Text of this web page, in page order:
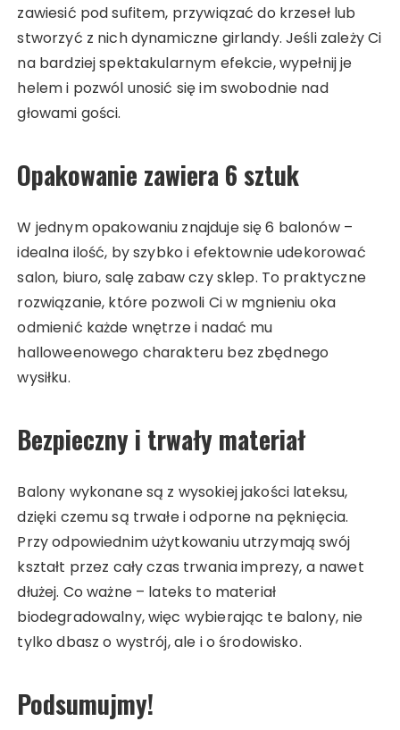
zawiesić pod sufitem, przywiązać do krzeseł lub
stworzyć z nich dynamiczne girlandy. Jeśli zależy Ci
na bardziej spektakularnym efekcie, wypełnij je
helem i pozwól unosić się im swobodnie nad
głowami gości.
Opakowanie zawiera 6 sztuk
W jednym opakowaniu znajduje się 6 balonów –
idealna ilość, by szybko i efektownie udekorować
salon, biuro, salę zabaw czy sklep. To praktyczne
rozwiązanie, które pozwoli Ci w mgnieniu oka
odmienić każde wnętrze i nadać mu
halloweenowego charakteru bez zbędnego
wysiłku.
Bezpieczny i trwały materiał
Balony wykonane są z wysokiej jakości lateksu,
dzięki czemu są trwałe i odporne na pęknięcia.
Przy odpowiednim użytkowaniu utrzymają swój
kształt przez cały czas trwania imprezy, a nawet
dłużej. Co ważne – lateks to materiał
biodegradowalny, więc wybierając te balony, nie
tylko dbasz o wystrój, ale i o środowisko.
Podsumujmy!